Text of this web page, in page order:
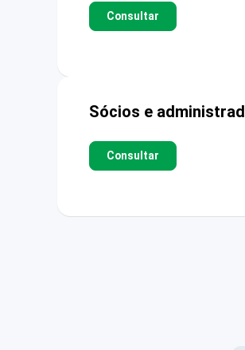
Consultar
Sócios e
Consultar